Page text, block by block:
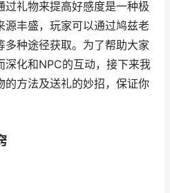
过礼物来提高好感度是一种极
源丰盛，玩家可以通过鸠兹老
种途径获取。为了帮助大家
深化和NPC的互动，接下来我
的方法及送礼的妙招，保证你